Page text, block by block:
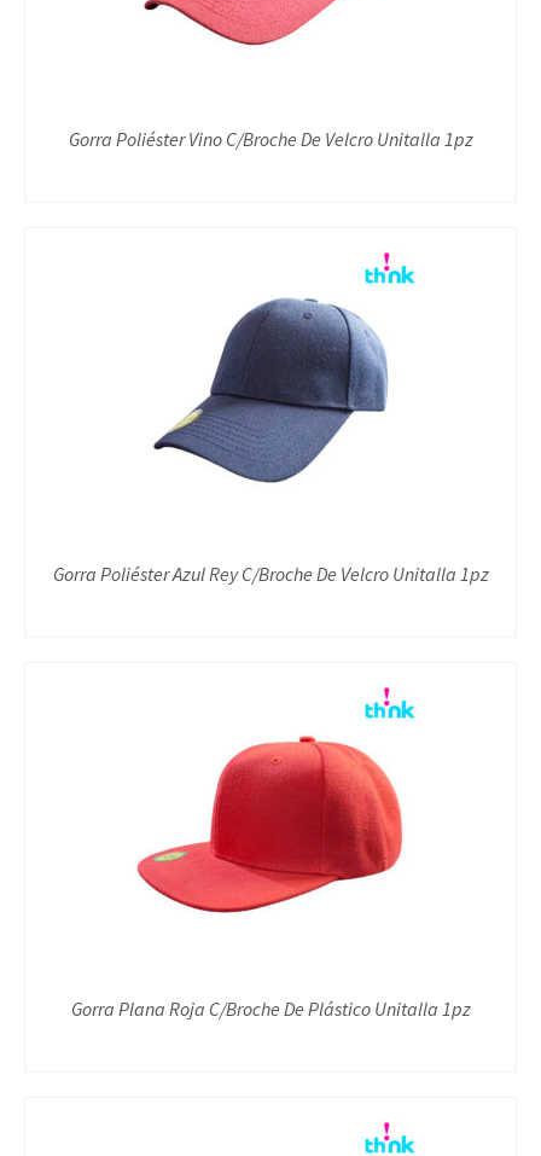
Gorra Poliéster Vino C/Broche De Velcro Unitalla 1pz
Gorra Poliéster Azul Rey C/Broche De Velcro Unitalla 1pz
Gorra Plana Roja C/Broche De Plástico Unitalla 1pz